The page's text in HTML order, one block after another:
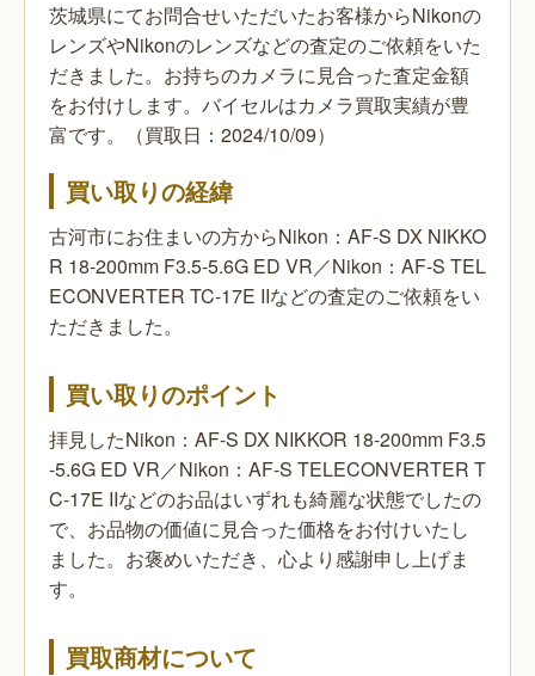
茨城県にてお問合せいただいたお客様からNikonの
レンズやNikonのレンズなどの査定のご依頼をいた
だきました。お持ちのカメラに見合った査定金額
をお付けします。バイセルはカメラ買取実績が豊
富です。（買取日：2024/10/09）
買い取りの経緯
古河市にお住まいの方からNikon：AF-S DX NIKKO
R 18-200mm F3.5-5.6G ED VR／Nikon：AF-S TEL
ECONVERTER TC-17E IIなどの査定のご依頼をい
ただきました。
買い取りのポイント
拝見したNikon：AF-S DX NIKKOR 18-200mm F3.5
-5.6G ED VR／Nikon：AF-S TELECONVERTER T
C-17E IIなどのお品はいずれも綺麗な状態でしたの
で、お品物の価値に見合った価格をお付けいたし
ました。お褒めいただき、心より感謝申し上げま
す。
買取商材について